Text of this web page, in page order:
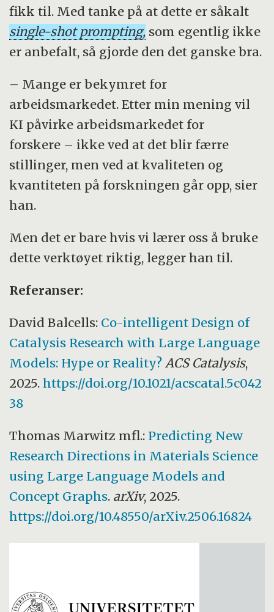
fikk til. Med tanke på at dette er såkalt
single-shot prompting, som egentlig ikke
er anbefalt, så gjorde den det ganske bra.
– Mange er bekymret for
arbeidsmarkedet. Etter min mening vil
KI påvirke arbeidsmarkedet for
forskere – ikke ved at det blir færre
stillinger, men ved at kvaliteten og
kvantiteten på forskningen går opp, sier
han.
Men det er bare hvis vi lærer oss å bruke
dette verktøyet riktig, legger han til.
Referanser:
David Balcells: Co-intelligent Design of
Catalysis Research with Large Language
Models: Hype or Reality? ACS Catalysis,
2025.https://doi.org/10.1021/acscatal.5c042
38
Thomas Marwitz mfl.: Predicting New
Research Directions in Materials Science
using Large Language Models and
Concept Graphs. arXiv, 2025.
https://doi.org/10.48550/arXiv.2506.16824